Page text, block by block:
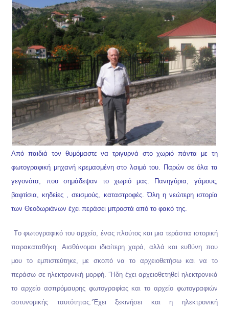
Από παιδιά τον θυμόμαστε να τριγυρνά στο χωριό πάντα με τη
φωτογραφική μηχανή κρεμασμένη στο λαιμό του. Παρών σε όλα τα
γεγονότα, που σημάδεψαν το χωριό μας. Πανηγύρια, γάμους,
βαφτίσια, κηδείες , σεισμούς, καταστροφές. Όλη η νεώτερη ιστορία
των Θεοδωριάνων έχει περάσει μπροστά από το φακό της.
Tο φωτογραφικό του αρχείο, ένας πλούτος και μια τεράστια ιστορική
παρακαταθήκη. Αισθάνομαι ιδιαίτερη χαρά, αλλά και ευθύνη που
μου το εμπιστεύτηκε, με σκοπό να το αρχειοθετήσω και να το
περάσω σε ηλεκτρονική μορφή. ‘Ήδη έχει αρχειοθετηθεί ηλεκτρονικά
το αρχείο ασπρόμαυρης φωτογραφίας και το αρχείο φωτογραφιών
αστυνομικής ταυτότητας. ‘Έχει ξεκινήσει και η ηλεκτρονική